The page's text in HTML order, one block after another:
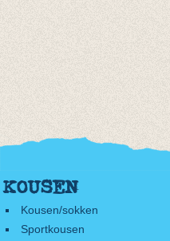
KOUSEN
Kousen/sokken
Sportkousen